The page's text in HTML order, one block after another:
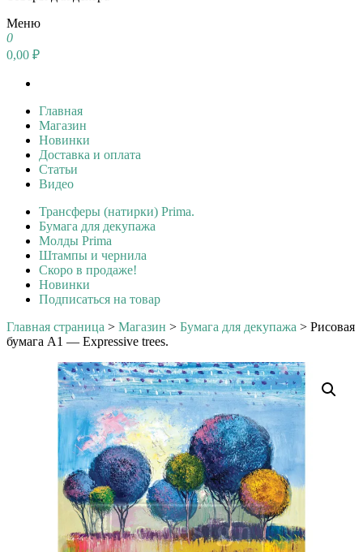
Меню
0
0,00 ₽
Главная
Магазин
Новинки
Доставка и оплата
Статьи
Видео
Трансферы (натирки) Prima.
Бумага для декупажа
Молды Prima
Штампы и чернила
Скоро в продаже!
Новинки
Подписаться на товар
Главная страница > Магазин > Бумага для декупажа > Рисовая
бумага А1 — Expressive trees.